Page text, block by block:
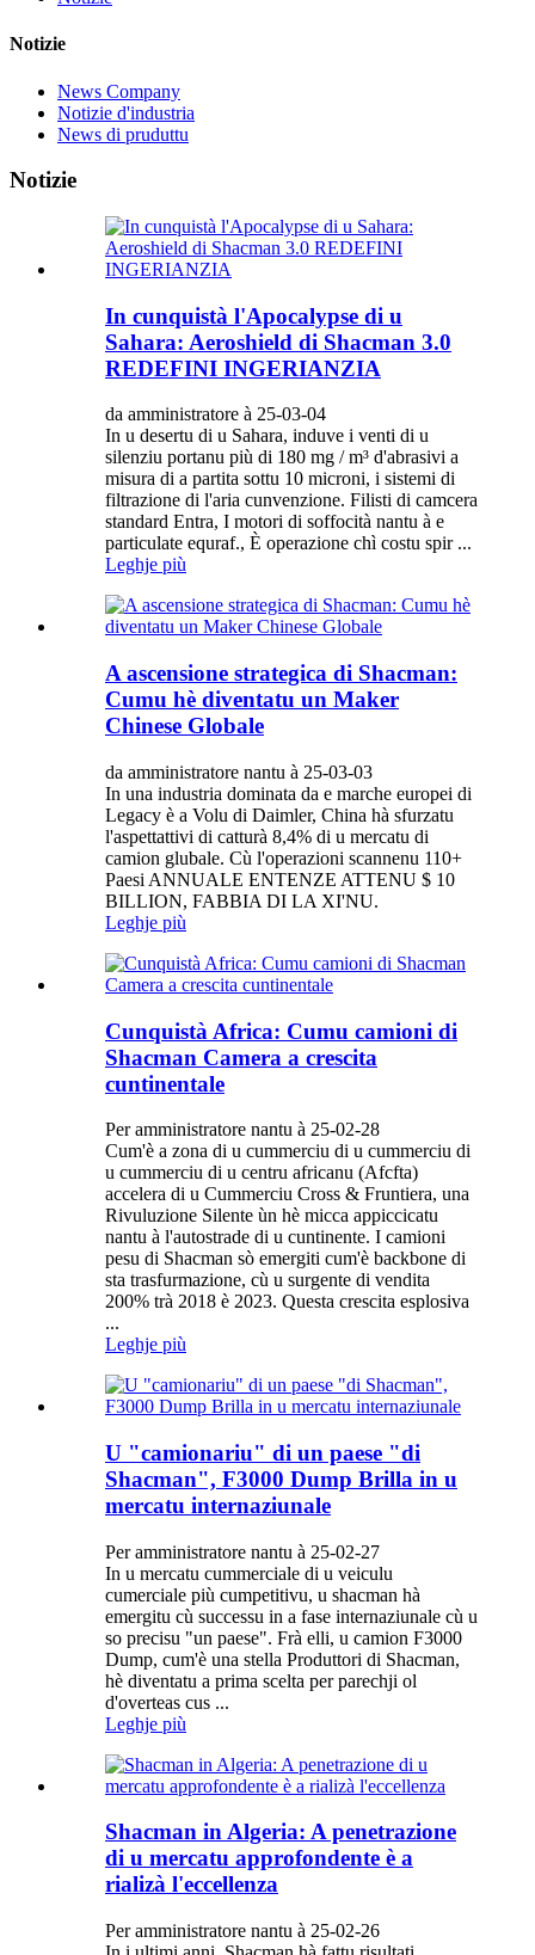
Notizie
News Company
Notizie d'industria
News di pruduttu
Notizie
In cunquistà l'Apocalypse di u
Sahara: Aeroshield di Shacman 3.0
REDEFINI INGERIANZIA
da amministratore à 25-03-04
In u desertu di u Sahara, induve i venti di u
silenziu portanu più di 180 mg / m³ d'abrasivi a
misura di a partita sottu 10 microni, i sistemi di
filtrazione di l'aria cunvenzione. Filisti di camcera
standard Entra, I motori di soffocità nantu à e
particulate equraf., È operazione chì costu spir ...
Leghje più
A ascensione strategica di Shacman:
Cumu hè diventatu un Maker
Chinese Globale
da amministratore nantu à 25-03-03
In una industria dominata da e marche europei di
Legacy è a Volu di Daimler, China hà sfurzatu
l'aspettattivi di catturà 8,4% di u mercatu di
camion glubale. Cù l'operazioni scannenu 110+
Paesi ANNUALE ENTENZE ATTENU $ 10
BILLION, FABBIA DI LA XI'NU.
Leghje più
Cunquistà Africa: Cumu camioni di
Shacman Camera a crescita
cuntinentale
Per amministratore nantu à 25-02-28
Cum'è a zona di u cummerciu di u cummerciu di
u cummerciu di u centru africanu (Afcfta)
accelera di u Cummerciu Cross & Fruntiera, una
Rivuluzione Silente ùn hè micca appiccicatu
nantu à l'autostrade di u cuntinente. I camioni
pesu di Shacman sò emergiti cum'è backbone di
sta trasfurmazione, cù u surgente di vendita
200% trà 2018 è 2023. Questa crescita esplosiva
...
Leghje più
U "camionariu" di un paese "di
Shacman", F3000 Dump Brilla in u
mercatu internaziunale
Per amministratore nantu à 25-02-27
In u mercatu cummerciale di u veiculu
cumerciale più cumpetitivu, u shacman hà
emergitu cù successu in a fase internaziunale cù u
so precisu "un paese". Frà elli, u camion F3000
Dump, cum'è una stella Produttori di Shacman,
hè diventatu a prima scelta per parechji ol
d'overteas cus ...
Leghje più
Shacman in Algeria: A penetrazione
di u mercatu approfondente è a
rializà l'eccellenza
Per amministratore nantu à 25-02-26